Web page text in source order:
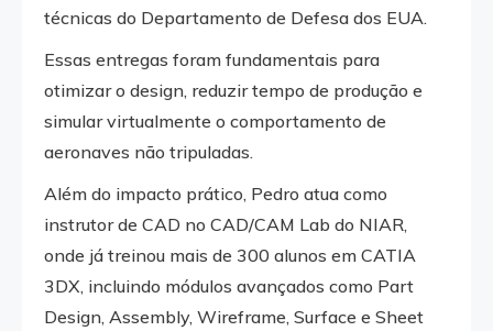
técnicas do Departamento de Defesa dos EUA.
Essas entregas foram fundamentais para
otimizar o design, reduzir tempo de produção e
simular virtualmente o comportamento de
aeronaves não tripuladas.
Além do impacto prático, Pedro atua como
instrutor de CAD no CAD/CAM Lab do NIAR,
onde já treinou mais de 300 alunos em CATIA
3DX, incluindo módulos avançados como Part
Design, Assembly, Wireframe, Surface e Sheet